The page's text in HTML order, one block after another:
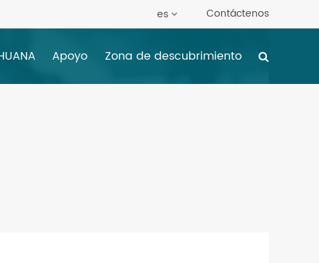
es Contáctenos
Apoyo Zona de descubrimiento